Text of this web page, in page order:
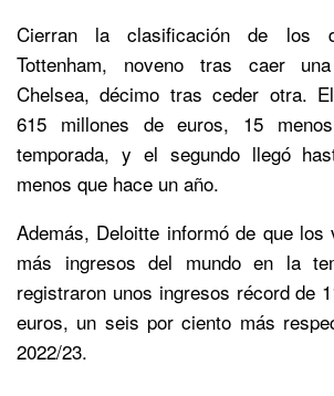
Cierran la clasificación de los
Tottenham, noveno tras caer
Chelsea, décimo tras ceder otra.
615 millones de euros, 15
temporada, y el segundo llegó
menos que hace un año.
Además, Deloitte informó de que los
más ingresos del mundo en la
registraron unos ingresos récord de
euros, un seis por ciento más
2022/23.